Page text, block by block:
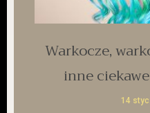
Warkocze,
inne
14